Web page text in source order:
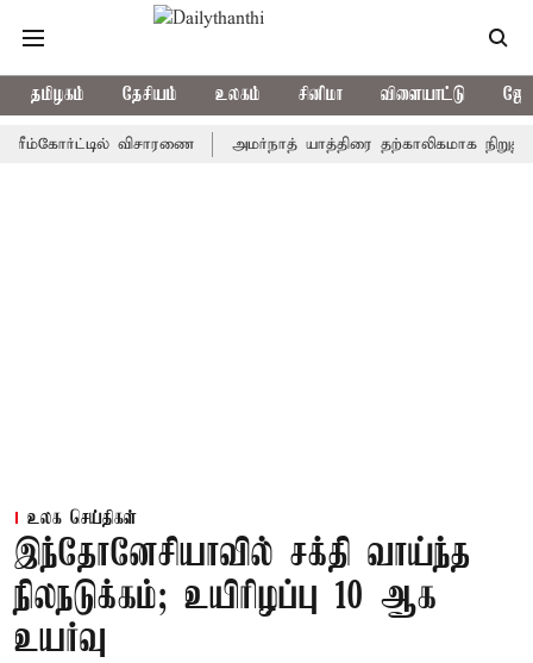
தமிழகம் தேசியம் உலகம் சினிமா விளையாட்டு
விசாரணை அமர்நாத் யாத்திரை தற்காலிகமாக நிறுத்தம்
உலக செய்திகள்
இந்தோனேசியாவில் சக்தி வாய்ந்த
நிலநடுக்கம்; உயிரிழப்பு 10 ஆக
உயர்வு